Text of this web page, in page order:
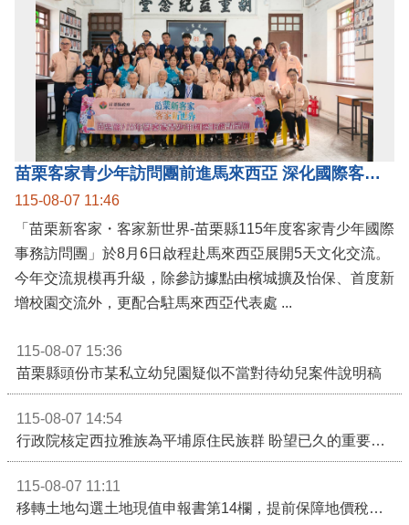
苗栗客家青少年訪問團前進馬來西亞 深化國際客家文化交流
115-08-07 11:46
「苗栗新客家・客家新世界-苗栗縣115年度客家青少年國際
事務訪問團」於8月6日啟程赴馬來西亞展開5天文化交流。
今年交流規模再升級，除參訪據點由檳城擴及怡保、首度新
增校園交流外，更配合駐馬來西亞代表處 ...
115-08-07 15:36
苗栗縣頭份市某私立幼兒園疑似不當對待幼兒案件說明稿
115-08-07 14:54
行政院核定西拉雅族為平埔原住民族群 盼望已久的重要時刻到來！8月13日起受理民族成員名冊登記
115-08-07 11:11
移轉土地勾選土地現值申報書第14欄，提前保障地價稅節稅權益